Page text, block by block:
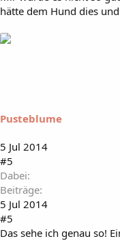
hätte dem Hund dies
Pusteblume
5 Jul 2014
#5
Dabei
Beiträge
5 Jul 2014
#5
Das sehe ich genau so!